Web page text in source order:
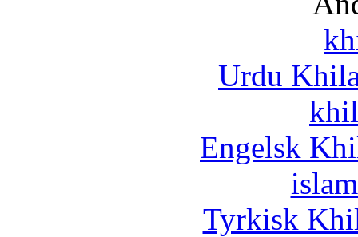
Urdu
Engelsk
Tyrkisk